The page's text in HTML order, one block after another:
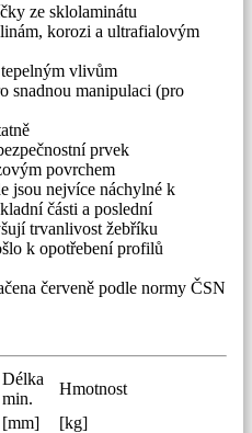
ze sklolaminátu
korozi a ultrafialovým
vlivům
snadnou manipulaci (pro
prvek
povrchem
jsou nejvíce náchylné k
části a poslední
trvanlivost žebříku
k opotřebení profilů
červeně podle normy ČSN
Délka
min.
Hmotnost
[mm]
[kg]